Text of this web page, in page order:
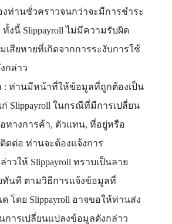
ท่านชั่วคราวจนกว่าจะมีการชำระ
ทั้งนี้ Slippayroll ไม่มีความรับผิด
เสียหายที่เกิดจากการระงับการใช้
กล่าว
: ท่านมีหน้าที่ให้ข้อมูลที่ถูกต้องเป็น
Slippayroll ในกรณีที่มีการเปลี่ยน
ทางการค้า, ตัวแทน, ที่อยู่หรือ
ดต่อ ท่านจะต้องแจ้งการ
าวให้ Slippayroll ทราบเป็นลาย
นที ตามวิธีการแจ้งข้อมูลที่
ด โดย Slippayroll อาจขอให้ท่านส่ง
การเปลี่ยนแปลงข้อมูลดังกล่าว